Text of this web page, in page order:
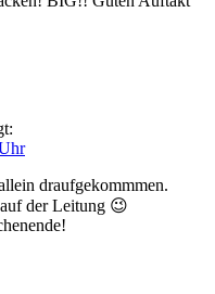
draufgekommmen.
der Leitung 😉